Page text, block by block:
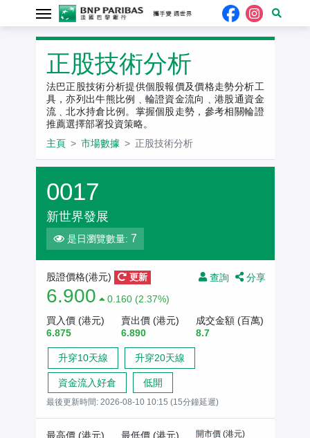
正股技術分析
法巴正股技術分析提供個股報價及價格走勢分析工
具，亦列出牛熊比例﹑輪證資金流向﹑港股通資金
流﹑北水持倉比例。掌握個股走勢，參考相關輪證
推薦選擇部署投資策略。
主頁
市場數據 正股技術分析
0017
新世界發展
是日瀏覽數量: 7
查詢 分享
股證價格(港元) 更新
6.900
0.160 (2.37%)
買入價 (港元)
6.875
賣出價 (港元)
6.890
成交金額 (百萬)
8.7
升穿10天線 升穿20天線
資金流入好倉 低開
最後更新時間: 2026-08-10 10:15 (15分鐘延遲)
最高價 (港元)
最低價 (港元)
開市價 (港元)